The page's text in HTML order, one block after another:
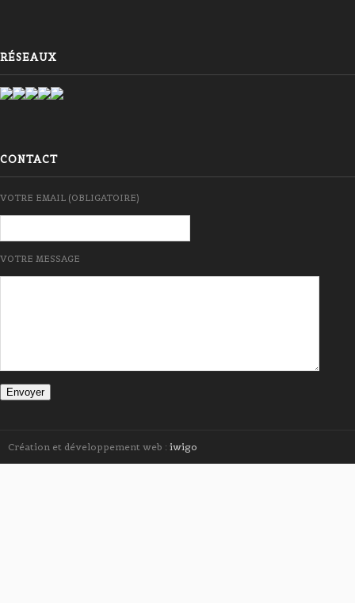
RÉSEAUX
CONTACT
VOTRE EMAIL (OBLIGATOIRE)
VOTRE MESSAGE
Création et développement web : iwigo